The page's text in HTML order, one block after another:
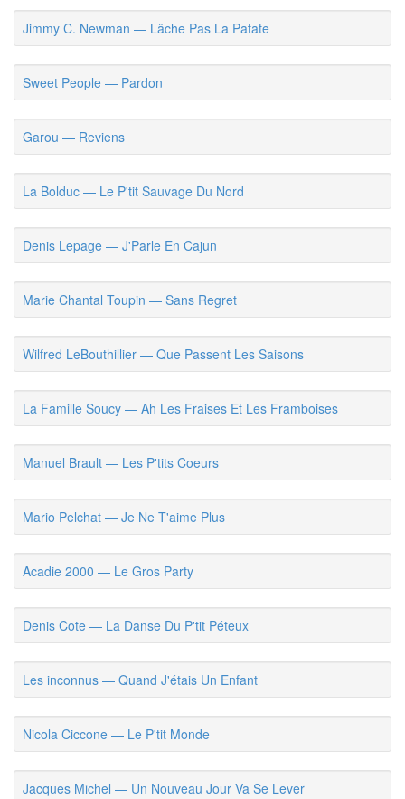
Jimmy C. Newman — Lâche Pas La Patate
Sweet People — Pardon
Garou — Reviens
La Bolduc — Le P'tit Sauvage Du Nord
Denis Lepage — J'Parle En Cajun
Marie Chantal Toupin — Sans Regret
Wilfred LeBouthillier — Que Passent Les Saisons
La Famille Soucy — Ah Les Fraises Et Les Framboises
Manuel Brault — Les P'tits Coeurs
Mario Pelchat — Je Ne T'aime Plus
Acadie 2000 — Le Gros Party
Denis Cote — La Danse Du P'tit Péteux
Les inconnus — Quand J'étais Un Enfant
Nicola Ciccone — Le P'tit Monde
Jacques Michel — Un Nouveau Jour Va Se Lever